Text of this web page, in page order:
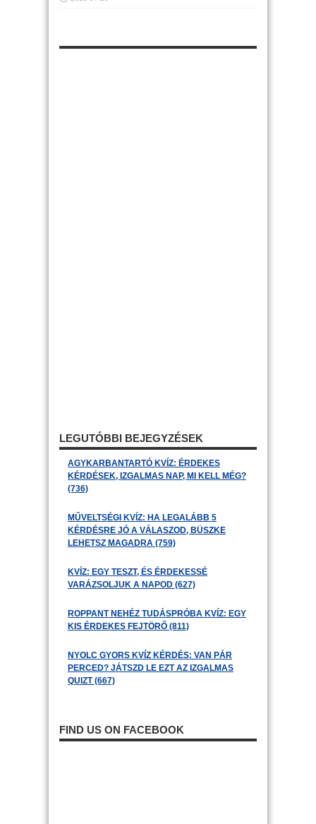
LEGUTÓBBI BEJEGYZÉSEK
AGYKARBANTARTÓ KVÍZ: ÉRDEKES
KÉRDÉSEK, IZGALMAS NAP, MI KELL MÉG?
(736)
MŰVELTSÉGI KVÍZ: HA LEGALÁBB 5
KÉRDÉSRE JÓ A VÁLASZOD, BÜSZKE
LEHETSZ MAGADRA (759)
KVÍZ: EGY TESZT, ÉS ÉRDEKESSÉ
VARÁZSOLJUK A NAPOD (627)
ROPPANT NEHÉZ TUDÁSPRÓBA KVÍZ: EGY
KIS ÉRDEKES FEJTÖRŐ (811)
NYOLC GYORS KVÍZ KÉRDÉS: VAN PÁR
PERCED? JÁTSZD LE EZT AZ IZGALMAS
QUIZT (667)
FIND US ON FACEBOOK